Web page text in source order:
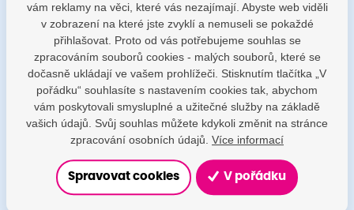
Buďte s námi v kontaktu
Jsme k dispozici pokud potřebujete pomoci
porodnice@nemocnicenachod.cz
+420 491 601 745
vám reklamy na věci, které vás nezajímají. Abyste web viděli
v zobrazení na které jste zvyklí a nemuseli se pokaždé
přihlašovat. Proto od vás potřebujeme souhlas se
zpracováním souborů cookies - malých souborů, které se
dočasně ukládají ve vašem prohlížeči. Stisknutím tlačítka „V
pořádku“ souhlasíte s nastavením cookies tak, abychom
vám poskytovali smysluplné a užitečné služby na základě
vašich údajů. Svůj souhlas můžete kdykoli změnit na stránce
zpracování osobních údajů. Více informací
Spravovat cookies V pořádku